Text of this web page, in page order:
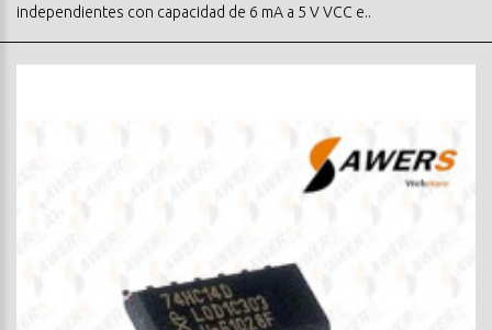
independientes con capacidad de 6 mA a 5 V VCC e..